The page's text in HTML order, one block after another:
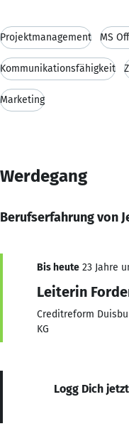
Projektmanagement MS
Kommunikationsfähigkeit
Marketing
Werdegang
Berufserfahrung von
Bis heute 23 Jahre
Leiterin
Creditreform
KG
Logg Dich